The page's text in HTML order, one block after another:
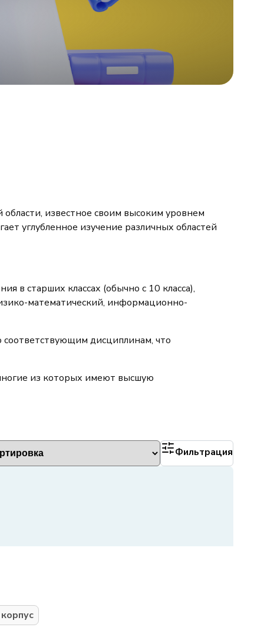
известное своим высоким уровнем
углубленное изучение различных областей
в старших классах (обычно с 10 класса),
математический, информационно-
соответствующим дисциплинам, что
из которых имеют высшую
Фильтрация